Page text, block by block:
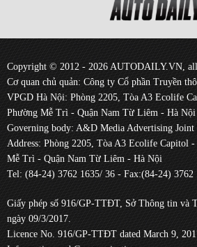
Copyright © 2012 - 2026 AUTODAILY.VN, all
Cơ quan chủ quản: Công ty Cổ phần Truyền
VPGD Hà Nội: Phòng 2205, Tòa A3 Ecolife
Phường Mễ Trì - Quận Nam Từ Liêm - Hà Nội
Governing body: A&D Media Advertising Joint
Address: Phòng 2205, Tòa A3 Ecolife Capitol
Mễ Trì - Quận Nam Từ Liêm - Hà Nội
Tel: (84-24) 3762 1635/ 36 - Fax:(84-24) 3762
Giấy phép số 916/GP-TTĐT, Sở Thông tin và
ngày 09/3/2017.
Licence No. 916/GP-TTĐT dated March 9,